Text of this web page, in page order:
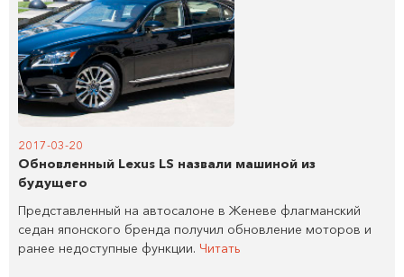
2017-03-20
Обновленный Lexus LS назвали машиной из
будущего
Представленный на автосалоне в Женеве флагманский
седан японского бренда получил обновление моторов и
ранее недоступные функции. Читать